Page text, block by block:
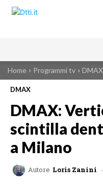
Home Programmi tv DMAX
DMAX
DMAX:
scintilla
a Milano
Autore Loris Zanini